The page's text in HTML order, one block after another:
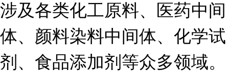
涉及各类化工原料、医药中间
体、颜料染料中间体、化学试
剂、食品添加剂等众多领域。